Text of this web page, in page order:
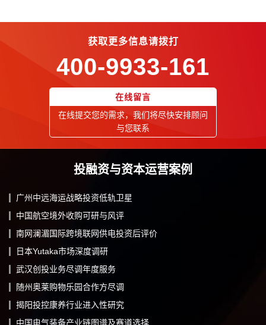
获取更多信息请拨打
400-9933-161
在线留言
在线提交您的需求，我们将尽快安排顾问
与您联系
投融资与资本运营案例
广州中远海运战略投资低轨卫星
中国航空境外收购可研与风评
南网澜湄国际跨境联网供电投资后评价
日本Yutaka市场深度调研
武汉创投业务尽调年度服务
随州奥莱购物乐园合作方尽调
揭阳投控康养行业进入性研究
中国电气装备产业链图谱及赛道选择